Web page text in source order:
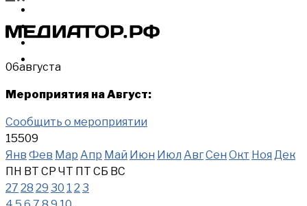
ВИДЕО
06августа
Мероприятия на Август:
Сообщить о мероприятии
15509
Янв Фев Мар Апр Май Июн Июл АвгСен Окт Ноя Дек
ПН ВТ СР ЧТ ПТ СБ ВС
27 28 29 30 1 2 3